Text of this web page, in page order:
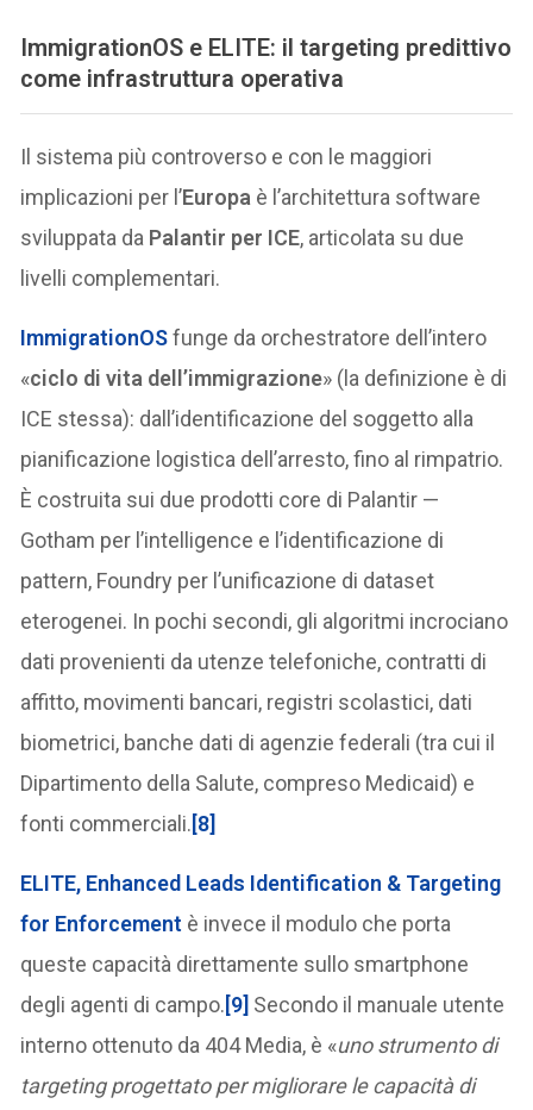
ImmigrationOS e ELITE: il targeting predittivo
come infrastruttura operativa
Il sistema più controverso e con le maggiori
implicazioni per l’Europa è l’architettura software
sviluppata da Palantir per ICE, articolata su due
livelli complementari.
ImmigrationOSfunge da orchestratore dell’intero
«ciclo di vita dell’immigrazione» (la definizione è di
ICE stessa): dall’identificazione del soggetto alla
pianificazione logistica dell’arresto, fino al rimpatrio.
È costruita sui due prodotti core di Palantir —
Gotham per l’intelligence e l’identificazione di
pattern, Foundry per l’unificazione di dataset
eterogenei. In pochi secondi, gli algoritmi incrociano
dati provenienti da utenze telefoniche, contratti di
affitto, movimenti bancari, registri scolastici, dati
biometrici, banche dati di agenzie federali (tra cui il
Dipartimento della Salute, compreso Medicaid) e
fonti commerciali.[8]
ELITE, Enhanced Leads Identification & Targeting
for Enforcement è invece il modulo che porta
queste capacità direttamente sullo smartphone
degli agenti di campo.[9] Secondo il manuale utente
interno ottenuto da 404 Media, è «uno strumento di
targeting progettato per migliorare le capacità di